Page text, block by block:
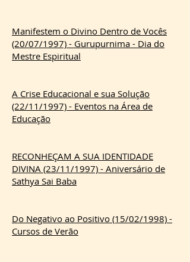
Manifestem o Divino Dentro de Vocês
(20/07/1997) - Gurupurnima - Dia do
Mestre Espiritual
A Crise Educacional e sua Solução
(22/11/1997) - Eventos na Área de
Educação
RECONHEÇAM A SUA IDENTIDADE
DIVINA (23/11/1997) - Aniversário de
Sathya Sai Baba
Do Negativo ao Positivo (15/02/1998) -
Cursos de Verão